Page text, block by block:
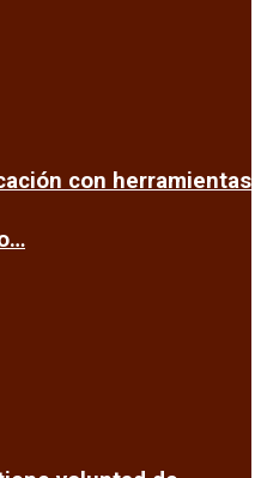
con herramientas